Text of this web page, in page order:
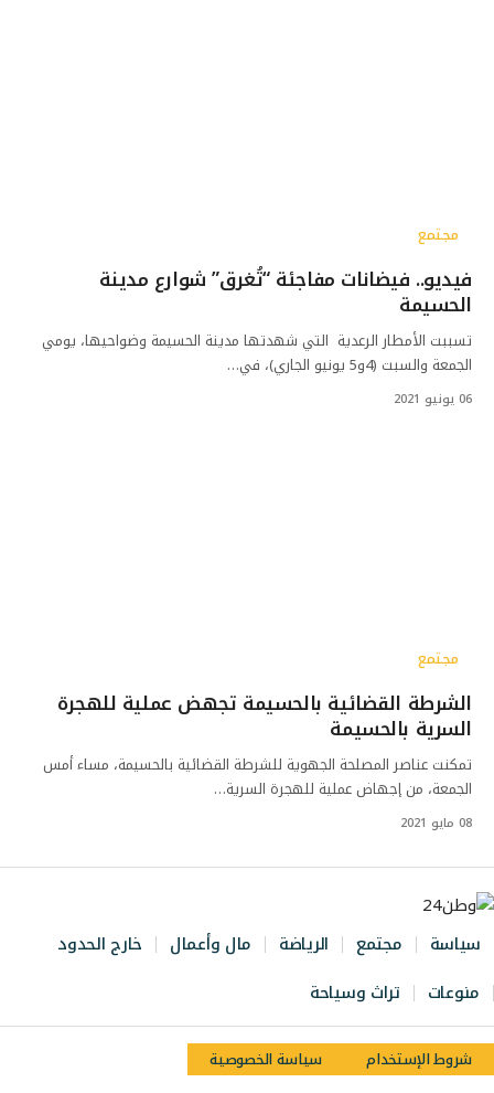
مجتمع
فيديو.. فيضانات مفاجئة “تُغرق” شوارع مدينة
الحسيمة
تسببت الأمطار الرعدية التي شهدتها مدينة الحسيمة وضواحيها، يومي
الجمعة والسبت (4و5 يونيو الجاري)، في…
06 يونيو 2021
مجتمع
الشرطة القضائية بالحسيمة تجهض عملية للهجرة
السرية بالحسيمة
تمكنت عناصر المصلحة الجهوية للشرطة القضائية بالحسيمة، مساء أمس
الجمعة، من إجهاض عملية للهجرة السرية…
08 مايو 2021
سياسة مجتمع الرياضة مال وأعمال
خارج الحدود
منوعات
تراث وسياحة
شروط الإستخدام سياسة الخصوصية